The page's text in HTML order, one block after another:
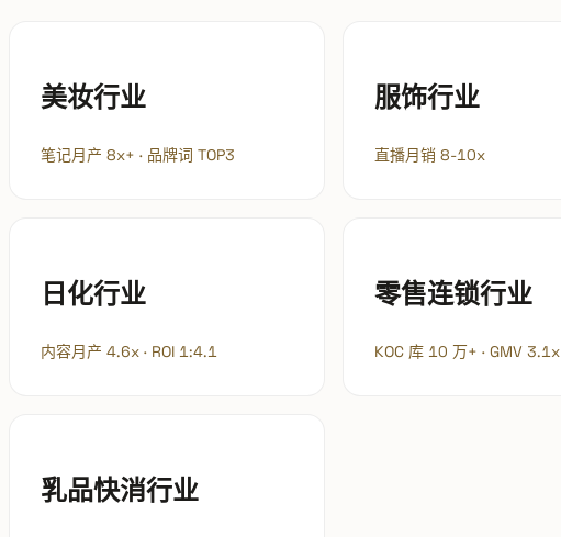
美妆行业
笔记月产 8x+ · 品牌词 TOP3
服饰行业
直播月销 8-10x
日化行业
内容月产 4.6x · ROI 1:4.1
零售连锁行业
KOC 库 10 万+ · GMV 3.1x
乳品快消行业